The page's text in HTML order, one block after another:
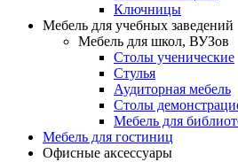
Ключницы
Мебель для учебных заведений
Мебель для школ, ВУЗов
Столы ученические
Стулья
Аудиторная мебель
Столы
Мебель для
Мебель для гостиниц
Офисные аксессуары